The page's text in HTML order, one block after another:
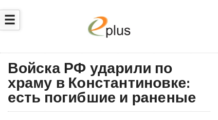
☰
Войска РФ ударили по
храму в Константиновке:
есть погибшие и раненые